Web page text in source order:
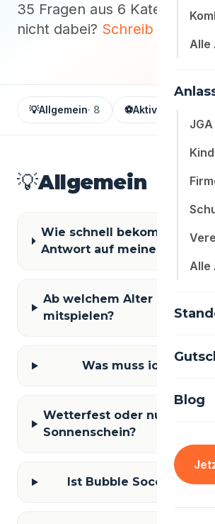
Alle
JGA
Alle
Blog
35 Fragen aus 6 Kategorien -
nicht dabei? Schreib uns
💡Allgemein· 8 ⚽Aktivitäten
💡Allgemein
Wie schnell bekomme ich
Antwort auf meine Anfrage?
Ab welchem Alter kann man
mitspielen?
Was muss ich
Wetterfest oder nur bei
Sonnenschein?
Ist Bubble Soccer